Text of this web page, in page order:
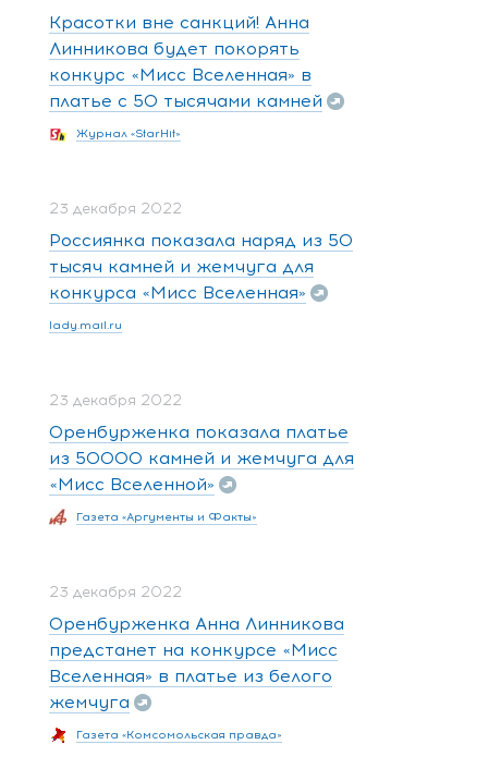
Красотки вне санкций! Анна
Линникова будет покорять
конкурс «Мисс Вселенная» в
платье с 50 тысячами камней
Журнал «StarHit»
23 декабря 2022
Россиянка показала наряд из 50
тысяч камней и жемчуга для
конкурса «Мисс Вселенная»
lady.mail.ru
23 декабря 2022
Оренбурженка показала платье
из 50000 камней и жемчуга для
«Мисс Вселенной»
Газета «Аргументы и Факты»
23 декабря 2022
Оренбурженка Анна Линникова
предстанет на конкурсе «Мисс
Вселенная» в платье из белого
жемчуга
Газета «Комсомольская правда»